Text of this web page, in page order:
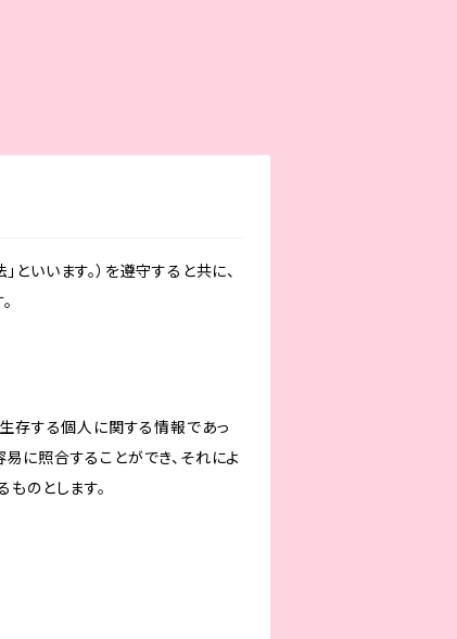
いいます。）を遵守すると共に、
存する個人に関する情報であっ
に照合することができ、それによ
のとします。